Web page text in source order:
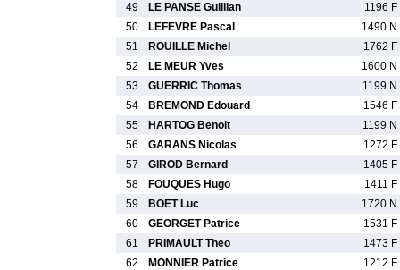
49
LE PANSE Guillian
1196 F
50
LEFEVRE Pascal
1490 N
51
ROUILLE Michel
1762 F
52
LE MEUR Yves
1600 N
53
GUERRIC Thomas
1199 N
54
BREMOND Edouard
1546 F
55
HARTOG Benoit
1199 N
56
GARANS Nicolas
1272 F
57
GIROD Bernard
1405 F
58
FOUQUES Hugo
1411 F
59
BOET Luc
1720 N
60
GEORGET Patrice
1531 F
61
PRIMAULT Theo
1473 F
62
MONNIER Patrice
1212 F